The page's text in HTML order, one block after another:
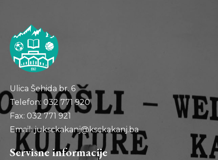
Ulica Šehida br. 6
Telefon: 032 771 920
Fax: 032 771 921
Email: juksckakanj@ksckakanj.ba
Servisne informacije